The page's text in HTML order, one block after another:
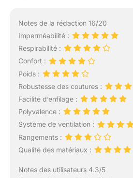
Notes de la rédaction 16/20
Imperméabilité :
Respirabilité :
Confort :
Poids :
Robustesse des coutures :
Facilité d’enfilage :
Polyvalence :
Système de ventilation :
Rangements :
Qualité des matériaux :
Notes des utilisateurs 4.3/5